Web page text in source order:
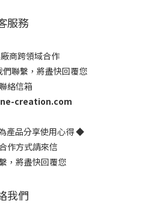
服務
商跨領域合作
聯繫，將盡快回覆您
絡信箱
creation.com
產品分享使用心得 ◆
作方式請來信
，將盡快回覆您
我們